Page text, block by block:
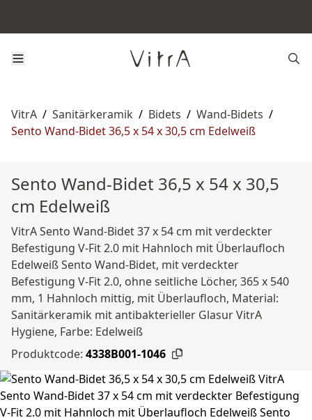
VitrA / Sanitärkeramik / Bidets / Wand-Bidets /
Sento Wand-Bidet 36,5 x 54 x 30,5 cm Edelweiß
Sento Wand-Bidet 36,5 x 54 x 30,5
cm Edelweiß
VitrA Sento Wand-Bidet 37 x 54 cm mit verdeckter
Befestigung V-Fit 2.0 mit Hahnloch mit Überlaufloch
Edelweiß Sento Wand-Bidet, mit verdeckter
Befestigung V-Fit 2.0, ohne seitliche Löcher, 365 x 540
mm, 1 Hahnloch mittig, mit Überlaufloch, Material:
Sanitärkeramik mit antibakterieller Glasur VitrA
Hygiene, Farbe: Edelweiß
Produktcode: 4338B001-1046